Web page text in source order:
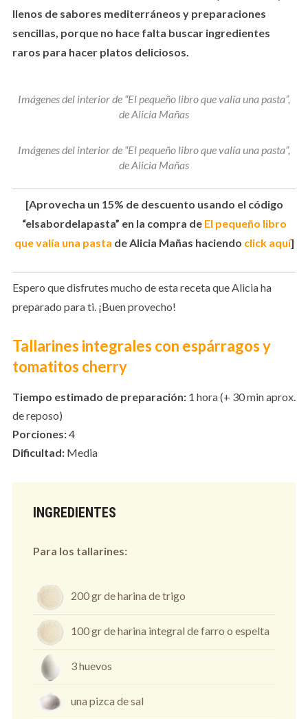
llenos de sabores mediterráneos y preparaciones
sencillas, porque no hace falta buscar ingredientes
raros para hacer platos deliciosos.
Imágenes del interior de “El pequeño libro que valía una pasta”,
de Alicia Mañas
Imágenes del interior de “El pequeño libro que valía una pasta”,
de Alicia Mañas
[Aprovecha un 15% de descuento usando el código
“elsabordelapasta” en la compra de El pequeño libro
que valía una pasta de Alicia Mañas haciendo click aquí]
Espero que disfrutes mucho de esta receta que Alicia ha
preparado para ti. ¡Buen provecho!
Tallarines integrales con espárragos y
tomatitos cherry
Tiempo estimado de preparación:1 hora (+ 30 min aprox.
de reposo)
Porciones:4
Dificultad:Media
INGREDIENTES
Para los tallarines:
200 gr de harina de trigo
100 gr de harina integral de farro o espelta
3 huevos
una pizca de sal